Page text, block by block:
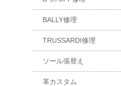
BALLY修理
TRUSSARDI修理
ソール張替え
革カスタム